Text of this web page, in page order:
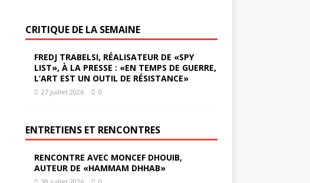
CRITIQUE DE LA SEMAINE
FREDJ TRABELSI, RÉALISATEUR DE «SPY
LIST», À LA PRESSE : «EN TEMPS DE GUERRE,
L’ART EST UN OUTIL DE RÉSISTANCE»
27 juillet 2026 0
ENTRETIENS ET RENCONTRES
RENCONTRE AVEC MONCEF DHOUIB,
AUTEUR DE «HAMMAM DHHAB»